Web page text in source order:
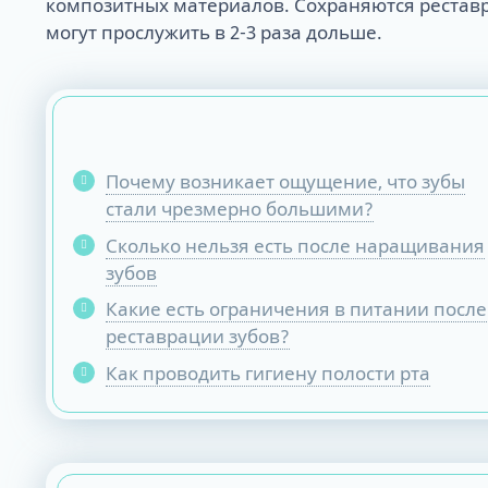
Все Зубы за 1
Pro Arch на 4 -
Базальная
Complex
могут прослужить в 2-3 раза дольше.
Почему возникает ощущение, что зубы
стали чрезмерно большими?
Сколько нельзя есть после наращивания
зубов
Какие есть ограничения в питании после
реставрации зубов?
Как проводить гигиену полости рта